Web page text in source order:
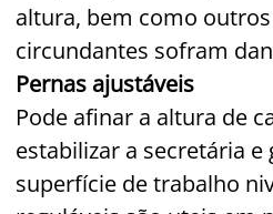
altura, bem como
circundantes sofram
Pernas ajustáveis
Pode afinar a altura de
estabilizar a secretária
superfície de trabalho